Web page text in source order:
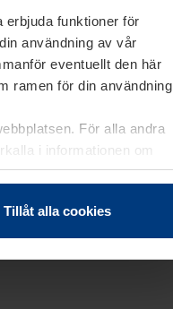
erbjuda funktioner för
användning av vår
eventuellt den här
ramen för din användning
För alla andra
i informationen om
Tillåt alla cookies